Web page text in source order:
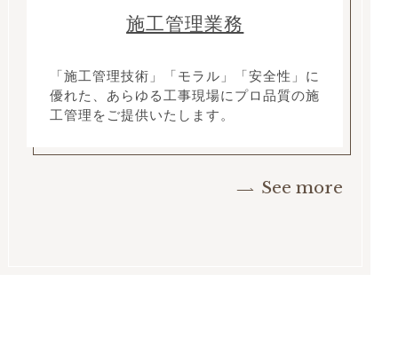
施工管理業務
「施工管理技術」「モラル」「安全性」に
優れた、あらゆる工事現場にプロ品質の施
工管理をご提供いたします。
See more